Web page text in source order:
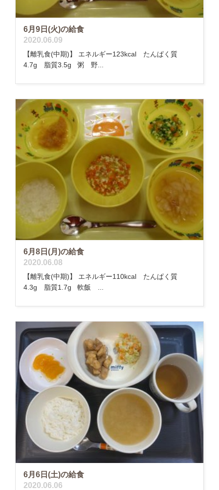
6月9日(火)の給食
2020.06.09
【離乳食(中期)】 エネルギー123kcal たんぱく質
4.7g 脂質3.5g 粥 野...
6月8日(月)の給食
2020.06.08
【離乳食(中期)】 エネルギー110kcal たんぱく質
4.3g 脂質1.7g 軟飯 ...
6月6日(土)の給食
2020.06.06